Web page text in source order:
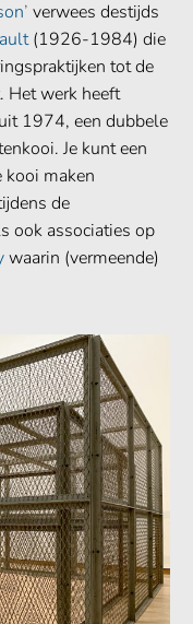
’ verwees destijds
(1926-1984) die
tot de
Het werk heeft
uit 1974, een dubbele
Je kunt een
kooi maken
de
ook associaties op
waarin (vermeende)